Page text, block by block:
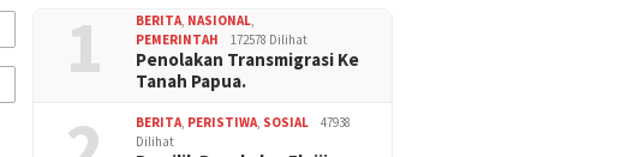
1 BERITA, NASIONAL,
PEMERINTAH
172578 Dilihat
Penolakan Transmigrasi Ke
Tanah Papua.
BERITA, PERISTIWA, SOSIAL
47938
Dilihat